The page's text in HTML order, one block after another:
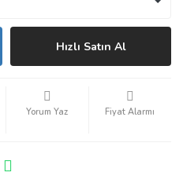
Hızlı Satın Al
Yorum Yaz Fiyat Alarmı